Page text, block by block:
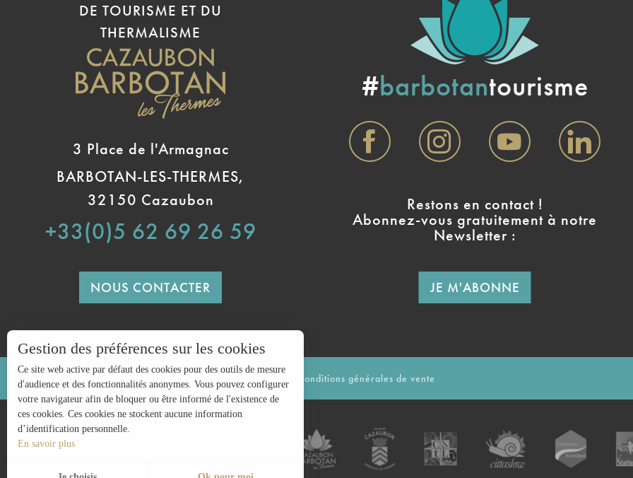
DE TOURISME ET DU
THERMALISME
3 Place de l'Armagnac
BARBOTAN-LES-THERMES,
32150 Cazaubon
+33(0)5 62 69 26 59
NOUS CONTACTER
#barbotantourisme
Restons en contact !
Abonnez-vous gratuitement à notre
Newsletter :
JE M'ABONNE
Mentions légales Politique de confidentialité Conditions générales de vente
Gestion des préférences sur les cookies
Ce site web active par défaut des cookies pour des outils de mesure
d'audience et des fonctionnalités anonymes. Vous pouvez configurer
votre navigateur afin de bloquer ou être informé de l'existence de
ces cookies. Ces cookies ne stockent aucune information
d’identification personnelle.
En savoir plus